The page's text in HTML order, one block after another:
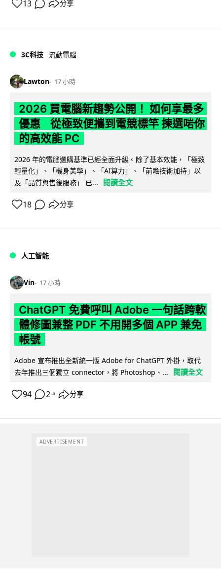
13 分享
3C科技 流動電腦
Lawton 17 小時
2026 買電腦新趨勢公開！ 如何享最多
優惠 從極致便攜到電競標竿 揀選啱你
的高效能 PC
2026 年的電腦選購基準已經全面升級。除了基本效能，「極致
輕量化」、「機身美學」、「AI算力」、「前瞻技術加持」以
及「品質與售後服務」 已...
閱讀全文
18 分享
人工智能
Vin 17 小時
ChatGPT 免費呼叫 Adobe 一句話跨軟
體修圖兼整 PDF 不用開多個 APP 兼免
帳號
Adobe 宣布推出全新統一版 Adobe for ChatGPT 外掛，取代
去年推出三個獨立 connector，將 Photoshop、...
閱讀全文
94 2 ↗ 分享
ADVERTISEMENT